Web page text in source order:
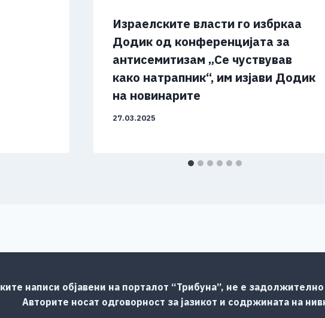
Израелските власти го избркаа
Додик од конференцијата за
антисемитизам „Се чуствував
како натрапник“, им изјави Додик
на новинарите
27.03.2025
написи објавени на порталот “Трибуна”, не е
Авторите носат одговорност за јазикот и содржината на